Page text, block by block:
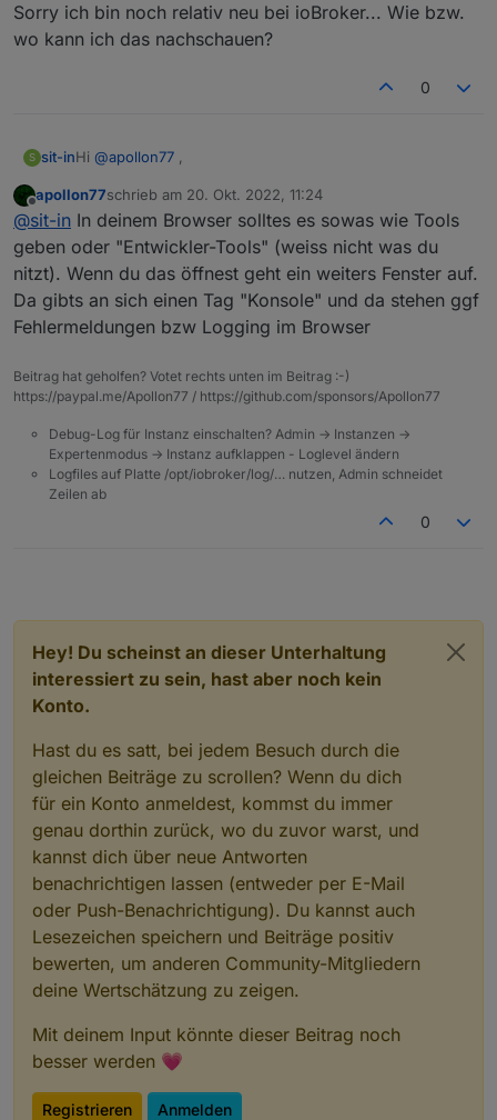
Sorry ich bin noch relativ neu bei ioBroker... Wie bzw.
wo kann ich das nachschauen?
0
S sit-inHi @apollon77
Sorry ich bin noch relativ neu bei ioBroker... Wie bzw. wo
kann ich das nachschauen?
Offline
apollon77schrieb am 20. Okt. 2022, 11:24
zuletzt editiert von
@sit-in In deinem Browser solltes es sowas wie Tools
geben oder "Entwickler-Tools" (weiss nicht was du
nitzt). Wenn du das öffnest geht ein weiters Fenster auf.
Da gibts an sich einen Tag "Konsole" und da stehen ggf
Fehlermeldungen bzw Logging im Browser
Beitrag hat geholfen? Votet rechts unten im Beitrag :-)
https://paypal.me/Apollon77 / https://github.com/sponsors/Apollon77
Debug-Log für Instanz einschalten? Admin -> Instanzen ->
Expertenmodus -> Instanz aufklappen - Loglevel ändern
Logfiles auf Platte /opt/iobroker/log/… nutzen, Admin schneidet
Zeilen ab
0
Hey! Du scheinst an dieser Unterhaltung
interessiert zu sein, hast aber noch kein
Konto.
Hast du es satt, bei jedem Besuch durch die
gleichen Beiträge zu scrollen? Wenn du dich
für ein Konto anmeldest, kommst du immer
genau dorthin zurück, wo du zuvor warst, und
kannst dich über neue Antworten
benachrichtigen lassen (entweder per E-Mail
oder Push-Benachrichtigung). Du kannst auch
Lesezeichen speichern und Beiträge positiv
bewerten, um anderen Community-Mitgliedern
deine Wertschätzung zu zeigen.
Mit deinem Input könnte dieser Beitrag noch
besser werden 💗
Registrieren Anmelden